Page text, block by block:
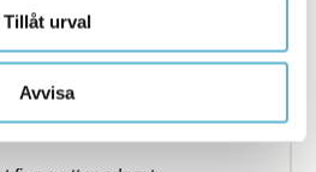
Tillåt urval
Avvisa
Pynten